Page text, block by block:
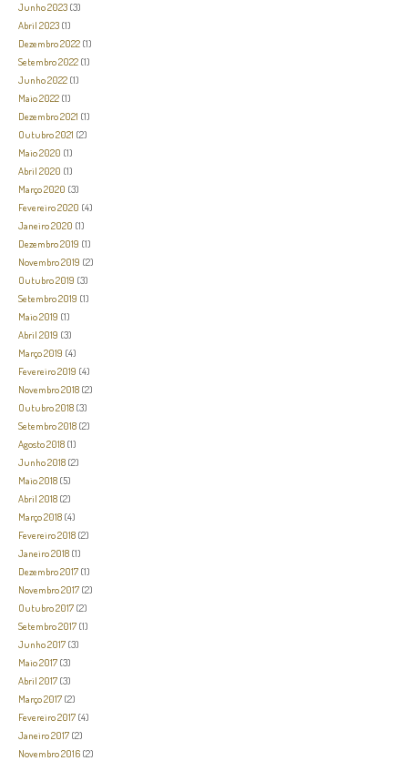
Junho 2023 (3)
Abril 2023 (1)
Dezembro 2022 (1)
Setembro 2022 (1)
Junho 2022 (1)
Maio 2022 (1)
Dezembro 2021 (1)
Outubro 2021 (2)
Maio 2020 (1)
Abril 2020 (1)
Março 2020 (3)
Fevereiro 2020 (4)
Janeiro 2020 (1)
Dezembro 2019 (1)
Novembro 2019 (2)
Outubro 2019 (3)
Setembro 2019 (1)
Maio 2019 (1)
Abril 2019 (3)
Março 2019 (4)
Fevereiro 2019 (4)
Novembro 2018 (2)
Outubro 2018 (3)
Setembro 2018 (2)
Agosto 2018 (1)
Junho 2018 (2)
Maio 2018 (5)
Abril 2018 (2)
Março 2018 (4)
Fevereiro 2018 (2)
Janeiro 2018 (1)
Dezembro 2017 (1)
Novembro 2017 (2)
Outubro 2017 (2)
Setembro 2017 (1)
Junho 2017 (3)
Maio 2017 (3)
Abril 2017 (3)
Março 2017 (2)
Fevereiro 2017 (4)
Janeiro 2017 (2)
Novembro 2016 (2)